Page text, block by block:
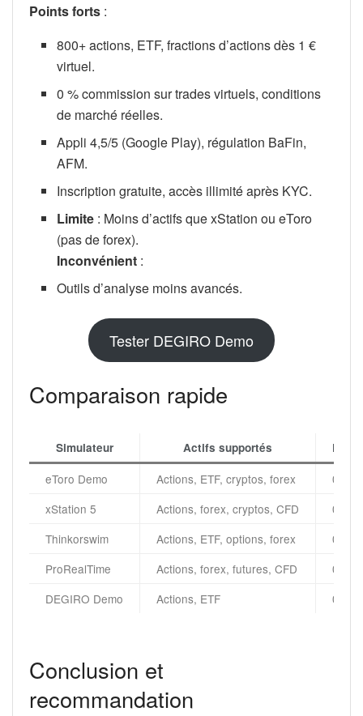
Points forts :
800+ actions, ETF, fractions d’actions dès 1 €
virtuel.
0 % commission sur trades virtuels, conditions
de marché réelles.
Appli 4,5/5 (Google Play), régulation BaFin,
AFM.
Inscription gratuite, accès illimité après KYC.
Limite : Moins d’actifs que xStation ou eToro
(pas de forex).
Inconvénient :
Outils d’analyse moins avancés.
Tester DEGIRO Demo
Comparaison rapide
Simulateur Actifs supportés
eToro Demo Actions, ETF, cryptos, forex
0 $
xStation 5
Actions, forex, cryptos, CFD
0 €
Thinkorswim
Actions, ETF, options, forex
0 $
ProRealTime
Actions, forex, futures, CFD
0 €
DEGIRO Demo
Actions, ETF 0 €
Conclusion et
recommandation